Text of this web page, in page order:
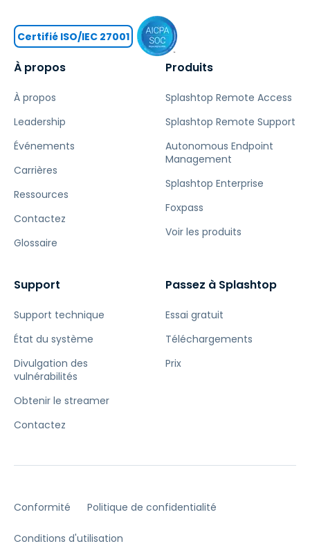
À propos
À propos
Leadership
Événements
Carrières
Ressources
Contactez
Glossaire
Produits
Splashtop Remote Access
Splashtop Remote Support
Autonomous Endpoint
Management
Splashtop Enterprise
Foxpass
Voir les produits
Support
Support technique
État du système
Divulgation des
vulnérabilités
Obtenir le streamer
Contactez
Passez à Splashtop
Essai gratuit
Téléchargements
Prix
Certifié ISO/IEC 27001
Conformité Politique de confidentialité
Conditions d'utilisation